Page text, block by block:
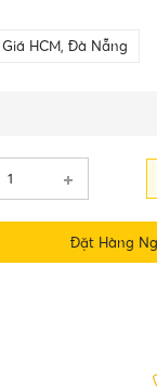
Giá HCM, Đà Nẵng
Đặt Hàng